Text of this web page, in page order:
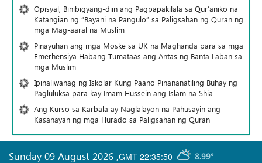
Opisyal, Binibigyang-diin ang Pagpapakilala sa Qur’aniko na
Katangian ng “Bayani na Pangulo” sa Paligsahan ng Quran ng
mga Mag-aaral na Muslim
Pinayuhan ang mga Moske sa UK na Maghanda para sa mga
Emerhensiya Habang Tumataas ang Antas ng Banta Laban sa
mga Muslim
Ipinaliwanag ng Iskolar Kung Paano Pinananatiling Buhay ng
Pagluluksa para kay Imam Hussein ang Islam na Shia
Ang Kurso sa Karbala ay Naglalayon na Pahusayin ang
Kasanayan ng mga Hurado sa Paligsahan ng Quran
GMT-22:35:50 8.99°
Sunday 09 August 2026 ,